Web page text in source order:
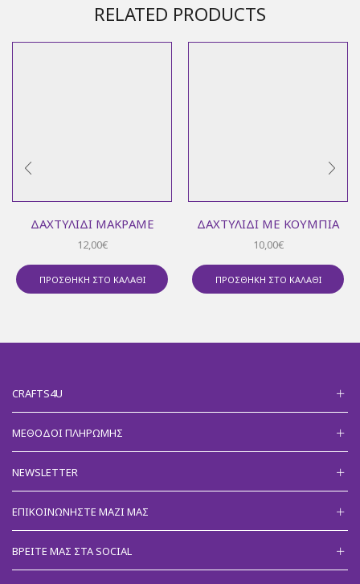
RELATED PRODUCTS
ΔΑΧΤΥΛΊΔΙ ΜΑΚΡΑΜΈ
12,00€
ΠΡΟΣΘΉΚΗ ΣΤΟ ΚΑΛΆΘΙ
ΔΑΧΤΥΛΊΔΙ ΜΕ ΚΟΥΜΠΙΆ
10,00€
ΠΡΟΣΘΉΚΗ ΣΤΟ ΚΑΛΆΘΙ
CRAFTS4U
ΜΈΘΟΔΟΙ ΠΛΗΡΩΜΉΣ
NEWSLETTER
ΕΠΙΚΟΙΝΩΝΉΣΤΕ ΜΑΖΊ ΜΑΣ
ΒΡΕΊΤΕ ΜΑΣ ΣΤΑ SOCIAL